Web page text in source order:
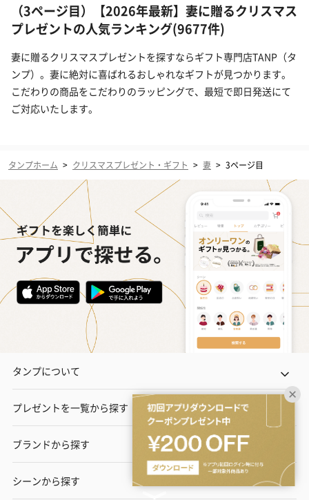
（3ページ目）【2026年最新】妻に贈るクリスマス
プレゼントの人気ランキング(9677件)
妻に贈るクリスマスプレゼントを探すならギフト専門店TANP（タ
ンプ）。妻に絶対に喜ばれるおしゃれなギフトが見つかります。
こだわりの商品をこだわりのラッピングで、最短で即日発送にて
ご対応いたします。
タンプホーム > クリスマスプレゼント・ギフト > 妻 > 3ページ目
タンプについて
プレゼントを一覧から探す
ブランドから探す
シーンから探す